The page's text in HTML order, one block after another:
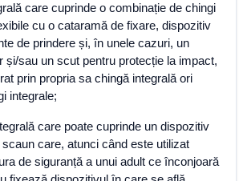
care cuprinde o combinație de chingi
cu o cataramă de fixare, dispozitiv
de prindere și, în unele cazuri, un
și/sau un scut pentru protecție la impact,
prin propria sa chingă integrală ori
integrale;
care poate cuprinde un dispozitiv
care, atunci când este utilizat
de siguranță a unui adult ce înconjoară